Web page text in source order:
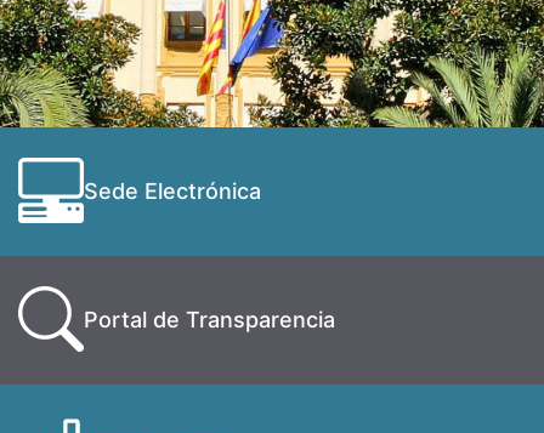
Sede Electrónica
Portal de Transparencia